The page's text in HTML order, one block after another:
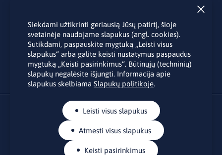
Užsakydami LINO biuro naujienlaiškį Jūs sutinkate su Jūsų
asmens duomenų tvarkymu pateiktu “Privatumo politikoje
Siekdami užtikrinti geriausią Jūsų patirtį, šioje
svetainėje naudojame slapukus (angl. cookies).
Sutikdami, paspauskite mygtuką „Leisti visus
slapukus“ arba galite keisti nustatymus paspaudus
mygtuką „Keisti pasirinkimus“. Būtinųjų (techninių)
slapukų negalėsite išjungti. Informacija apie
slapukus skelbiama Slapukų politikoje.
Leisti visus slapukus
Atmesti visus slapukus
Keisti pasirinkimus